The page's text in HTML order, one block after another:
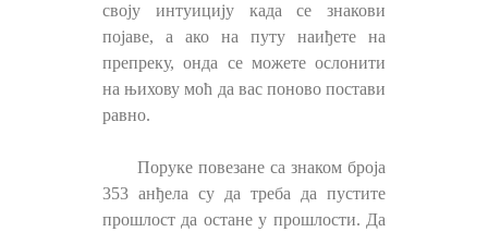
своју интуицију када се знакови
појаве, а ако на путу наиђете на
препреку, онда се можете ослонити
на њихову моћ да вас поново постави
равно.
Поруке повезане са знаком броја
353 анђела су да треба да пустите
прошлост да остане у прошлости. Да